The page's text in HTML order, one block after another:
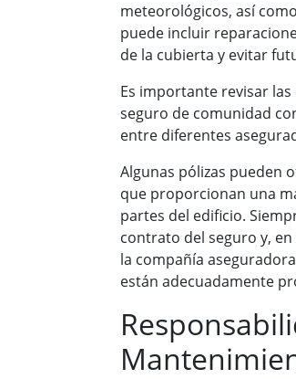
meteorológicos, así
puede incluir
de la cubierta y evitar
Es importante revisar
seguro de comunidad
entre diferentes
Algunas pólizas pueden
que proporcionan una
partes del edificio.
contrato del seguro y,
la compañía
están adecuadamente